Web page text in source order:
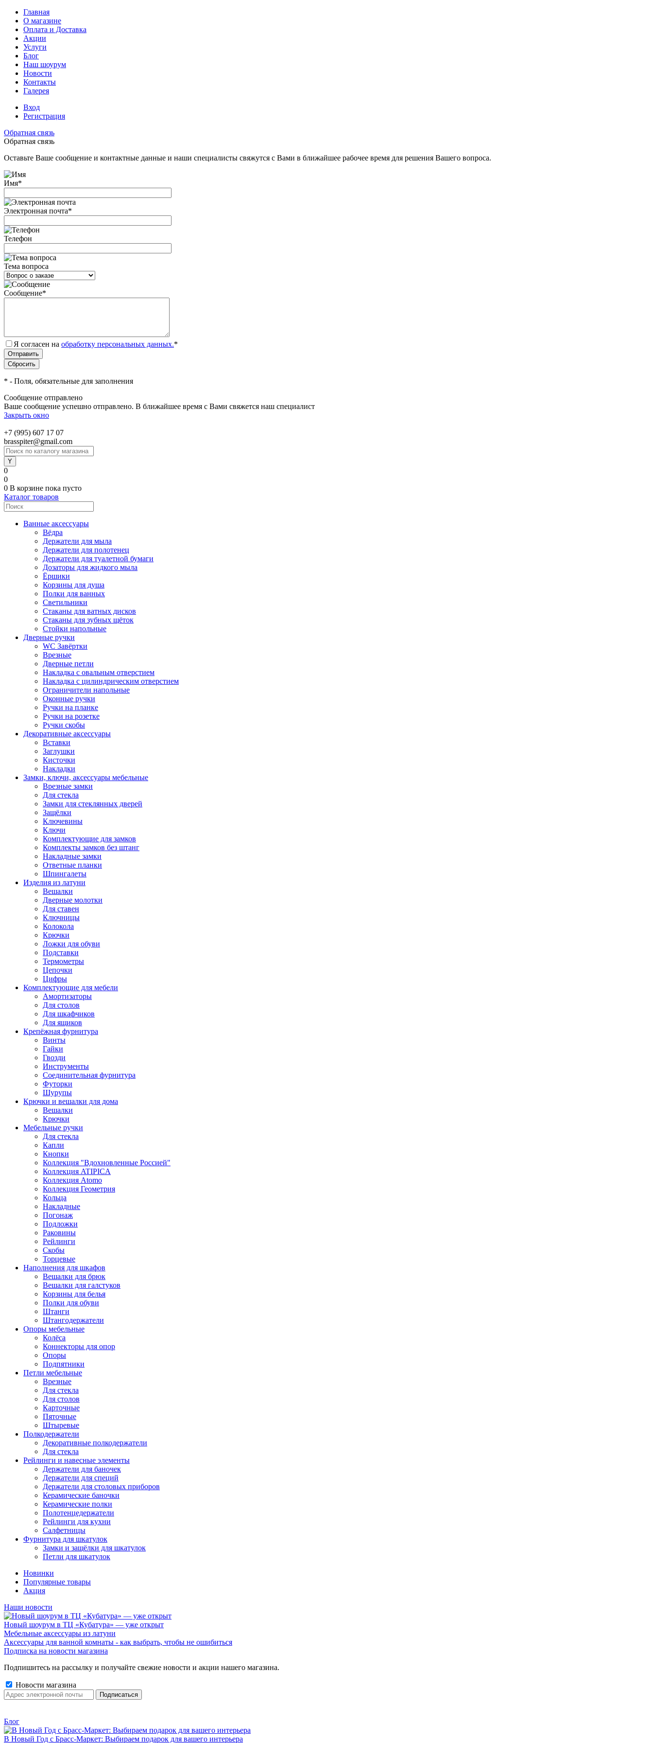
Главная
О магазине
Оплата и Доставка
Акции
Услуги
Блог
Наш шоурум
Новости
Контакты
Галерея
Вход
Регистрация
Обратная связь
Обратная связь
Оставьте Ваше сообщение и контактные данные и наши специалисты свяжутся с Вами в ближайшее рабочее время для решения Вашего вопроса.
Имя*
Электронная почта*
Телефон
Тема вопроса
Сообщение*
Я согласен на обработку персональных данных.*
* - Поля, обязательные для заполнения
Сообщение отправлено
Ваше сообщение успешно отправлено. В ближайшее время с Вами свяжется наш специалист
Закрыть окно
+7 (995) 607 17 07
brasspiter@gmail.com
0
0
0 В корзине пока пусто
Каталог товаров
Ванные аксессуары
Вёдра
Держатели для мыла
Держатели для полотенец
Держатели для туалетной бумаги
Дозаторы для жидкого мыла
Ёршики
Корзины для душа
Полки для ванных
Светильники
Стаканы для ватных дисков
Стаканы для зубных щёток
Стойки напольные
Дверные ручки
WC Завёртки
Врезные
Дверные петли
Накладка с овальным отверстием
Накладка с цилиндрическим отверстием
Ограничители напольные
Оконные ручки
Ручки на планке
Ручки на розетке
Ручки скобы
Декоративные аксессуары
Вставки
Заглушки
Кисточки
Накладки
Замки, ключи, аксессуары мебельные
Врезные замки
Для стекла
Замки для стеклянных дверей
Защёлки
Ключевины
Ключи
Комплектующие для замков
Комплекты замков без штанг
Накладные замки
Ответные планки
Шпингалеты
Изделия из латуни
Вешалки
Дверные молотки
Для ставен
Ключницы
Колокола
Крючки
Ложки для обуви
Подставки
Термометры
Цепочки
Цифры
Комплектующие для мебели
Амортизаторы
Для столов
Для шкафчиков
Для ящиков
Крепёжная фурнитура
Винты
Гайки
Гвозди
Инструменты
Соединительная фурнитура
Футорки
Шурупы
Крючки и вешалки для дома
Вешалки
Крючки
Мебельные ручки
Для стекла
Капли
Кнопки
Коллекция "Вдохновленные Россией"
Коллекция ATIPICA
Коллекция Atomo
Коллекция Геометрия
Кольца
Накладные
Погонаж
Подложки
Раковины
Рейлинги
Скобы
Торцевые
Наполнения для шкафов
Вешалки для брюк
Вешалки для галстуков
Корзины для белья
Полки для обуви
Штанги
Штангодержатели
Опоры мебельные
Колёса
Коннекторы для опор
Опоры
Подпятники
Петли мебельные
Врезные
Для стекла
Для столов
Карточные
Пяточные
Штыревые
Полкодержатели
Декоративные полкодержатели
Для стекла
Рейлинги и навесные элементы
Держатели для баночек
Держатели для специй
Держатели для столовых приборов
Керамические баночки
Керамические полки
Полотенцедержатели
Рейлинги для кухни
Салфетницы
Фурнитура для шкатулок
Замки и защёлки для шкатулок
Петли для шкатулок
Новинки
Популярные товары
Акция
Наши новости
Новый шоурум в ТЦ «Кубатура» — уже открыт
Мебельные аксессуары из латуни
Аксессуары для ванной комнаты - как выбрать, чтобы не ошибиться
Подписка на новости магазина
Подпишитесь на рассылку и получайте свежие новости и акции нашего магазина.
Новости магазина
Блог
В Новый Год с Брасс-Маркет: Выбираем подарок для вашего интерьера